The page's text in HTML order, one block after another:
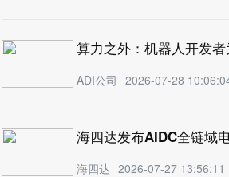
算力之外：机器人开发
ADI公司 2026-07-28
海四达发布AIDC全链域
海四达 2026-07-27 13:56:11